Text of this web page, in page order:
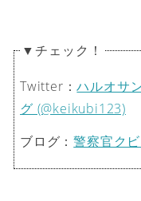
▼チェック！
Twitter：ハルオサ
グ (@keikubi123)
ブログ：警察官ク